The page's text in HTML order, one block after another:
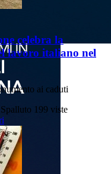
celebra la
lavoro italiano nel
ai caduti
199 viste